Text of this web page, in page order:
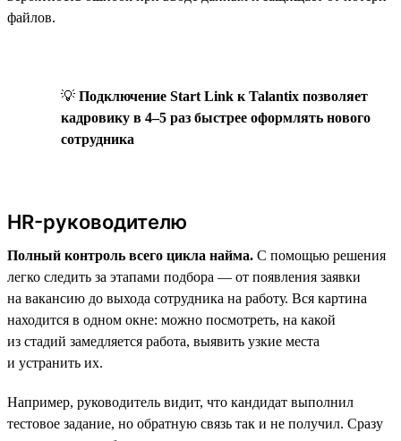
файлов.
💡 Подключение Start Link к Talantix позволяет
кадровику в 4–5 раз быстрее оформлять нового
сотрудника
HR-руководителю
Полный контроль всего цикла найма. С помощью решения
легко следить за этапами подбора — от появления заявки
на вакансию до выхода сотрудника на работу. Вся картина
находится в одном окне: можно посмотреть, на какой
из стадий замедляется работа, выявить узкие места
и устранить их.
Например, руководитель видит, что кандидат выполнил
тестовое задание, но обратную связь так и не получил. Сразу